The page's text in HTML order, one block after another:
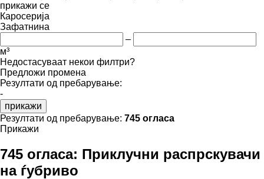
прикажи се
Каросерија
Зафатнина
–
м³
Недостасуваат некои филтри?
Предложи промена
Резултати од пребарување:
-
прикажи
Резултати од пребарување: 745 огласа
Прикажи
745 огласа: Приклучни распрскувачи
на ѓубриво